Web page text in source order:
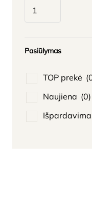
Pasiūlymas
TOP prekė
Naujiena (0)